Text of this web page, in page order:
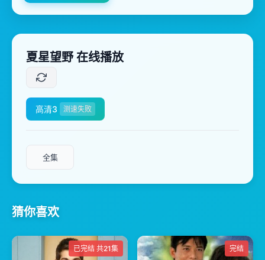
夏星望野 在线播放
高清3 测速失败
全集
猜你喜欢
已完结 共21集 完结